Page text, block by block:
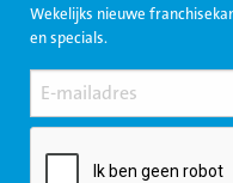
Wekelijks nieuwe
en specials.